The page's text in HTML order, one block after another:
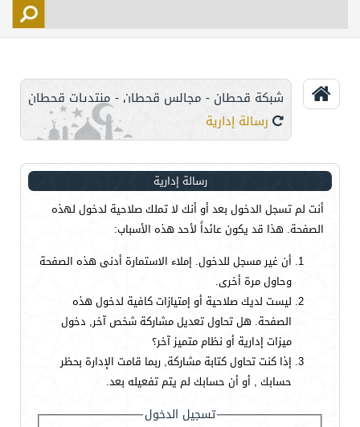
التحكم
شبكة قحطان - مجالس قحطان - منتديات قحطان
رسالة إدارية
رسالة إدارية
أنت لم تسجل الدخول بعد أو أنك لا تملك صلاحية لدخول لهذه
الصفحة. هذا قد يكون عائداً لأحد هذه الأسباب:
أن غير مسجل للدخول. إملاء الاستمارة أدنى هذه الصفحة
وحاول مرة أخرى.
ليست لديك صلاحية أو إمتيازات كافية لدخول هذه
الصفحة. هل تحاول تعديل مشاركة شخص آخر, دخول
ميزات إدارية أو نظام متميز آخر؟
إذا كنت تحاول كتابة مشاركة, ربما قامت الإدارة بحظر
حسابك , أو أن حسابك لم يتم تفعيله بعد.
تسجيل الدخول